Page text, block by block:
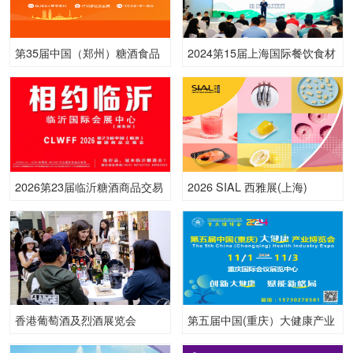
第35届中国（郑州）糖酒食品
交易会
2024第15届上海国际餐饮食材
展览会
2026第23届临沂糖酒商品交易
2026 SIAL 西雅展(上海)
香港葡萄酒及烈酒展览会
第五届中国(重庆）大健康产业